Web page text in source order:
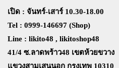
เปิด : จันทร์-เสาร์ 10.30-18.00
Tel : 0999-146697 (Shop)
Line : likito48 , likitoshop48
41/4 ซ.ลาดพร้าว48 เขตห้วยขวาง
แขวงสามเสนนอก กรุงเทพ 10310